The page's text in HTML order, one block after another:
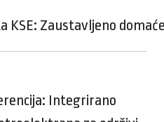
KSE: Zaustavljeno
Integrirano